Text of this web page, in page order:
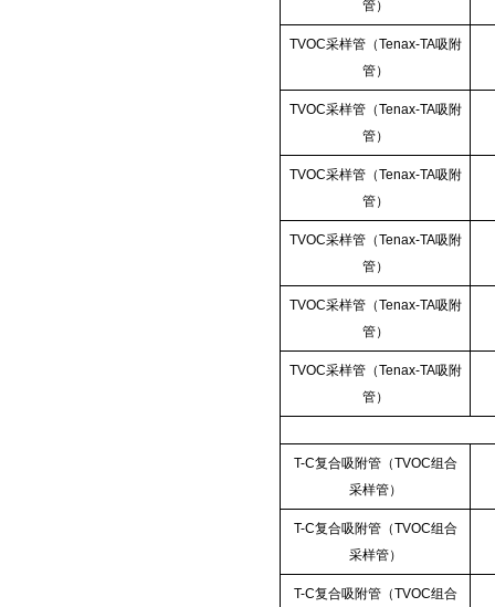
管）
TVOC采样管（Tenax-TA吸附
管）
TVOC采样管（Tenax-TA吸附
管）
TVOC采样管（Tenax-TA吸附
管）
TVOC采样管（Tenax-TA吸附
管）
TVOC采样管（Tenax-TA吸附
管）
TVOC采样管（Tenax-TA吸附
管）
T-C复合吸附管（TVOC组合
采样管）
T-C复合吸附管（TVOC组合
采样管）
T-C复合吸附管（TVOC组合